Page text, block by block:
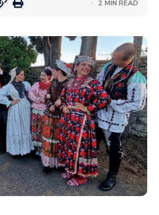
2 MIN READ